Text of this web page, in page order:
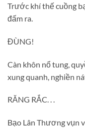
Trước khí thế cuồng
đấm ra.
ĐÙNG!
Càn khôn nổ tung,
xung quanh, nghiền
RĂNG RẮC. . .
Bạo Lân Thương vụn